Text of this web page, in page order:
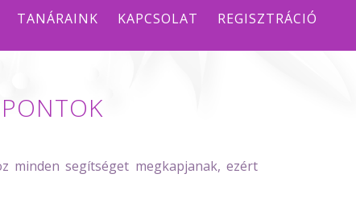
TANÁRAINK KAPCSOLAT REGISZTRÁCIÓ
minden segítséget megkapjanak, ezért